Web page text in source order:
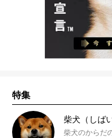
特集
柴犬（しば
柴犬のからだ